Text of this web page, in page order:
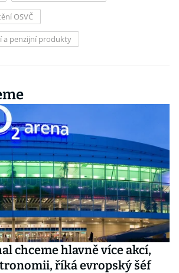
OSVČ
a penzijní produkty
chceme hlavně více akcí,
říká evropský šéf